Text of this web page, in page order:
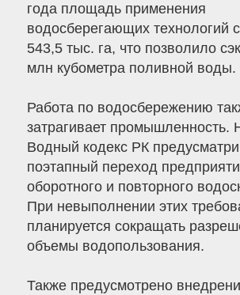
года площадь применения
водосберегающих технологий
543,5 тыс. га, что позволило
млн кубометра поливной воды.
Работа по водосбережению
затрагивает промышленность.
Водный кодекс РК
поэтапный переход
оборотного и повторного
При невыполнении этих
планируется сокращать
объемы водопользования.
Также предусмотрено